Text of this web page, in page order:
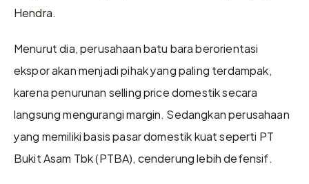
Hendra.
Menurut dia, perusahaan batu bara berorientasi
ekspor akan menjadi pihak yang paling terdampak,
karena penurunan selling price domestik secara
langsung mengurangi margin. Sedangkan perusahaan
yang memiliki basis pasar domestik kuat seperti PT
Bukit Asam Tbk (PTBA), cenderung lebih defensif.